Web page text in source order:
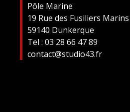
Pôle Marine
19 Rue des Fusiliers Marins
59140 Dunkerque
Tel : 03 28 66 47 89
contact@studio43.fr